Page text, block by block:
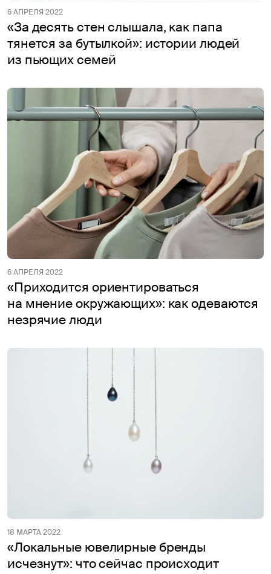
6 АПРЕЛЯ 2022
«За десять стен слышала, как папа
тянется за бутылкой»: истории людей
из пьющих семей
6 АПРЕЛЯ 2022
«Приходится ориентироваться
на мнение окружающих»: как одеваются
незрячие люди
18 МАРТА 2022
«Локальные ювелирные бренды
исчезнут»: что сейчас происходит